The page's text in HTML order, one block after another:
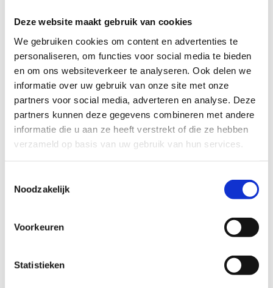
Deze website maakt gebruik van cookies
We gebruiken cookies om content en advertenties te
personaliseren, om functies voor social media te bieden
en om ons websiteverkeer te analyseren. Ook delen we
informatie over uw gebruik van onze site met onze
partners voor social media, adverteren en analyse. Deze
partners kunnen deze gegevens combineren met andere
informatie die u aan ze heeft verstrekt of die ze hebben
verzameld op basis van uw gebruik van hun services.
Noodzakelijk
Voorkeuren
Statistieken
Bedrijfsnaam
Telefoonnummer